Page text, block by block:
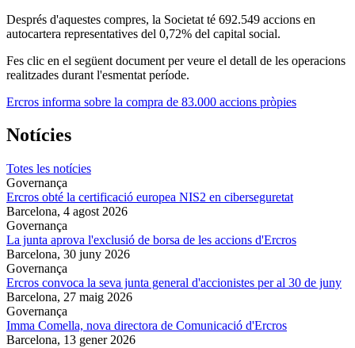
Després d'aquestes compres, la Societat té 692.549 accions en
autocartera representatives del 0,72% del capital social.
Fes clic en el següent document per veure el detall de les operacions
realitzades durant l'esmentat període.
Ercros informa sobre la compra de 83.000 accions pròpies
Notícies
Totes les notícies
Governança
Ercros obté la certificació europea NIS2 en ciberseguretat
Barcelona, 4 agost 2026
Governança
La junta aprova l'exclusió de borsa de les accions d'Ercros
Barcelona, 30 juny 2026
Governança
Ercros convoca la seva junta general d'accionistes per al 30 de juny
Barcelona, 27 maig 2026
Governança
Imma Comella, nova directora de Comunicació d'Ercros
Barcelona, 13 gener 2026